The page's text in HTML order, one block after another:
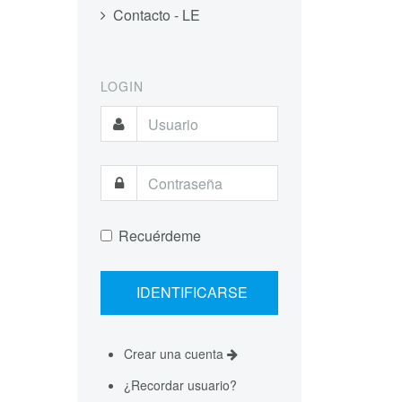
Contacto - LE
LOGIN
Recuérdeme
Crear una cuenta
¿Recordar usuario?